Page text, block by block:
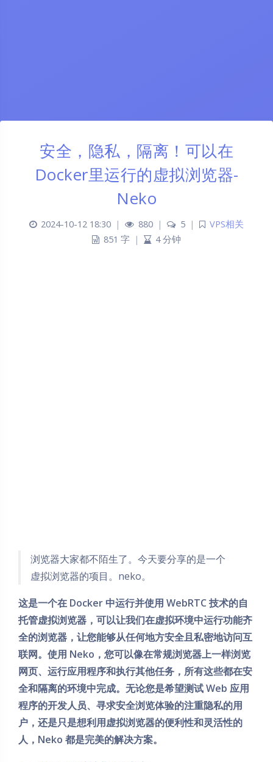
安全，隐私，隔离！可以在
Docker里运行的虚拟浏览器-
Neko
2024-10-12 18:30 | 880 | 5 |
VPS相关
851 字 | 4 分钟
浏览器大家都不陌生了。今天要分享的是一个
虚拟浏览器的项目。neko。
这是一个在 Docker 中运行并使用 WebRTC 技术的自
托管虚拟浏览器，可以让我们在虚拟环境中运行功能齐
全的浏览器，让您能够从任何地方安全且私密地访问互
联网。使用 Neko，您可以像在常规浏览器上一样浏览
网页、运行应用程序和执行其他任务，所有这些都在安
全和隔离的环境中完成。无论您是希望测试 Web 应用
程序的开发人员、寻求安全浏览体验的注重隐私的用
户，还是只是想利用虚拟浏览器的便利性和灵活性的
人，Neko 都是完美的解决方案。